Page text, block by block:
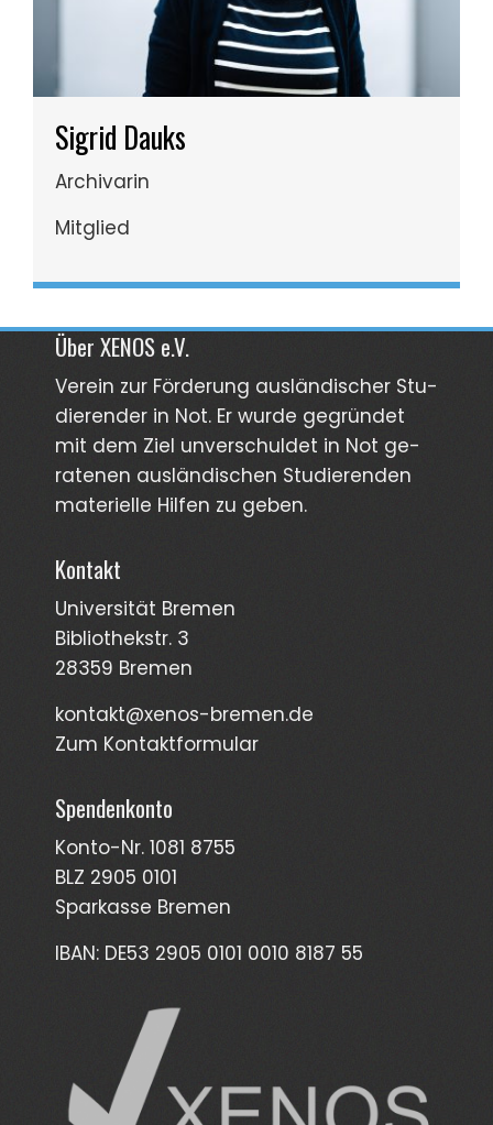
Sigrid Dauks
Archivarin
Mitglied
Über XENOS e.V.
Verein zur För­derung aus­län­discher Stu­
dierender in Not. Er wurde gegründet
mit dem Ziel unver­schuldet in Not ge­
ra­tenen aus­län­dischen Stud­ierenden
materi­elle Hilfen zu geben.
Kontakt
Universität Bremen
Bibliothekstr. 3
28359 Bremen
kontakt@xenos-bremen.de
Zum Kontaktformular
Spendenkonto
Konto-Nr. 1081 8755
BLZ 2905 0101
Sparkasse Bremen
IBAN: DE53 2905 0101 0010 8187 55